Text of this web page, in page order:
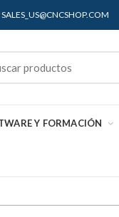
Y FORMACIÓN